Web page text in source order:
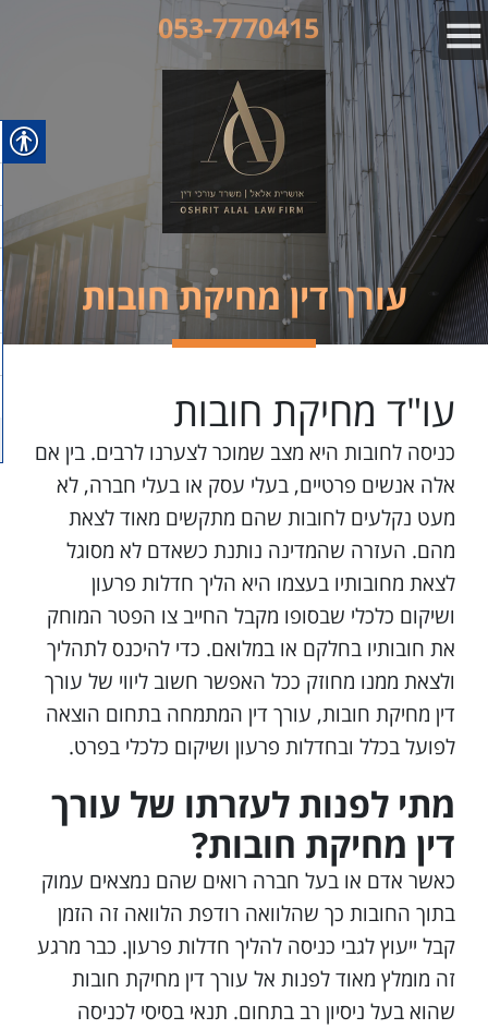
053-7770415
עורך דין מחיקת חובות
עו"ד מחיקת חובות
כניסה לחובות היא מצב שמוכר לצערנו לרבים. בין אם
אלה אנשים פרטיים, בעלי עסק או בעלי חברה, לא
מעט נקלעים לחובות שהם מתקשים מאוד לצאת
מהם. העזרה שהמדינה נותנת כשאדם לא מסוגל
לצאת מחובותיו בעצמו היא הליך חדלות פרעון
ושיקום כלכלי שבסופו מקבל החייב צו הפטר המוחק
את חובותיו בחלקם או במלואם. כדי להיכנס לתהליך
ולצאת ממנו מחוזק ככל האפשר חשוב ליווי של עורך
דין מחיקת חובות, עורך דין המתמחה בתחום הוצאה
לפועל בכלל ובחדלות פרעון ושיקום כלכלי בפרט.
מתי לפנות לעזרתו של עורך
דין מחיקת חובות?
כאשר אדם או בעל חברה רואים שהם נמצאים עמוק
בתוך החובות כך שהלוואה רודפת הלוואה זה הזמן
קבל ייעוץ לגבי כניסה להליך חדלות פרעון. כבר מרגע
זה מומלץ מאוד לפנות אל עורך דין מחיקת חובות
שהוא בעל ניסיון רב בתחום. תנאי בסיסי לכניסה